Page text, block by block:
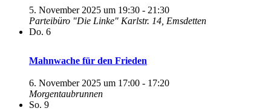
5. November 2025 um 19:30 - 21:30
Parteibüro "Die Linke" Karlstr. 14, Emsdetten
Do. 6
Mahnwache für den Frieden
6. November 2025 um 17:00 - 17:20
Morgentaubrunnen
So. 9